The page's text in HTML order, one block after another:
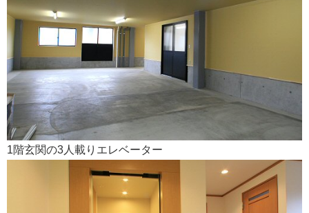
会社案内
1階玄関の3人載りエレベーター